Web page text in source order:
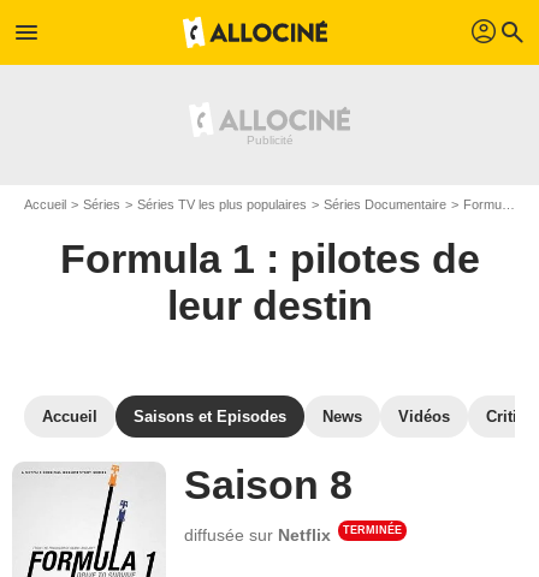
menu profil search
Accueil Séries Séries TV les plus populaires Séries Documentaire Formula 1 : pilotes de leur destin
Formula 1 : pilotes de
leur destin
Accueil Saisons et Episodes News Vidéos
Saison 8
diffusée sur Netflix TERMINÉE